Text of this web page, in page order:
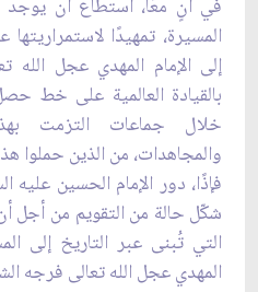
في آنٍ معًا، استطاع أن
المسيرة، تمهيدًا
إلى الإمام المهدي عجل
بالقيادة العالمية على خط
خلال جماعات التزمت
والمجاهدات، من الذين حملوا
فإذًا، دور الإمام الحسين
شكّل حالة من التقويم من أجل
التي تُبنى عبر التاريخ إلى
المهدي عجل الله تعالى فرجه